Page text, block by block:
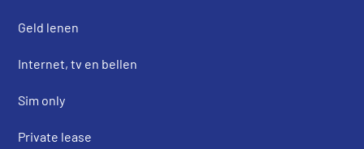
Geld lenen
Internet, tv en bellen
Sim only
Private lease